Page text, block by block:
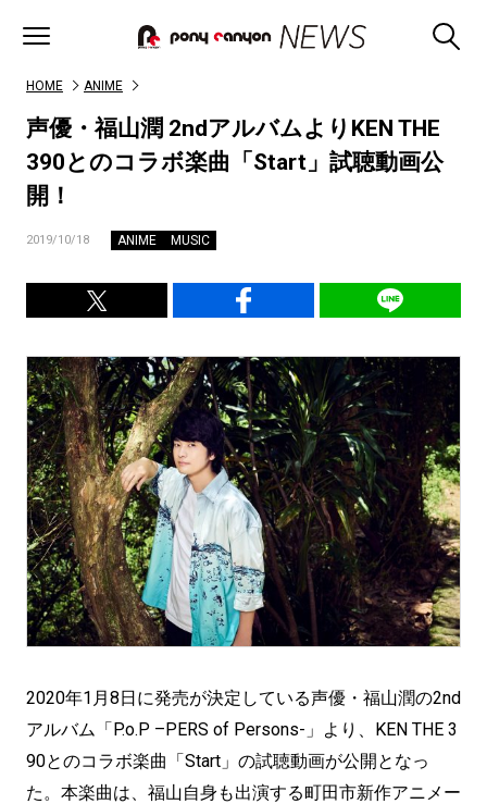
HOME ANIME
声優・福山潤 2ndアルバムよりKEN THE
390とのコラボ楽曲「Start」試聴動画公
開！
2019/10/18 ANIME MUSIC
2020年1月8日に発売が決定している声優・福山潤の2nd
アルバム「P.o.P –PERS of Persons-」より、KEN THE 3
90とのコラボ楽曲「Start」の試聴動画が公開となっ
た。本楽曲は、福山自身も出演する町田市新作アニメー